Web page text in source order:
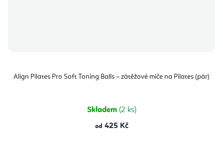
Align Pilates Pro Soft Toning Balls – zátěžové míče na Pilates (pár)
Skladem (2 ks)
od 425 Kč